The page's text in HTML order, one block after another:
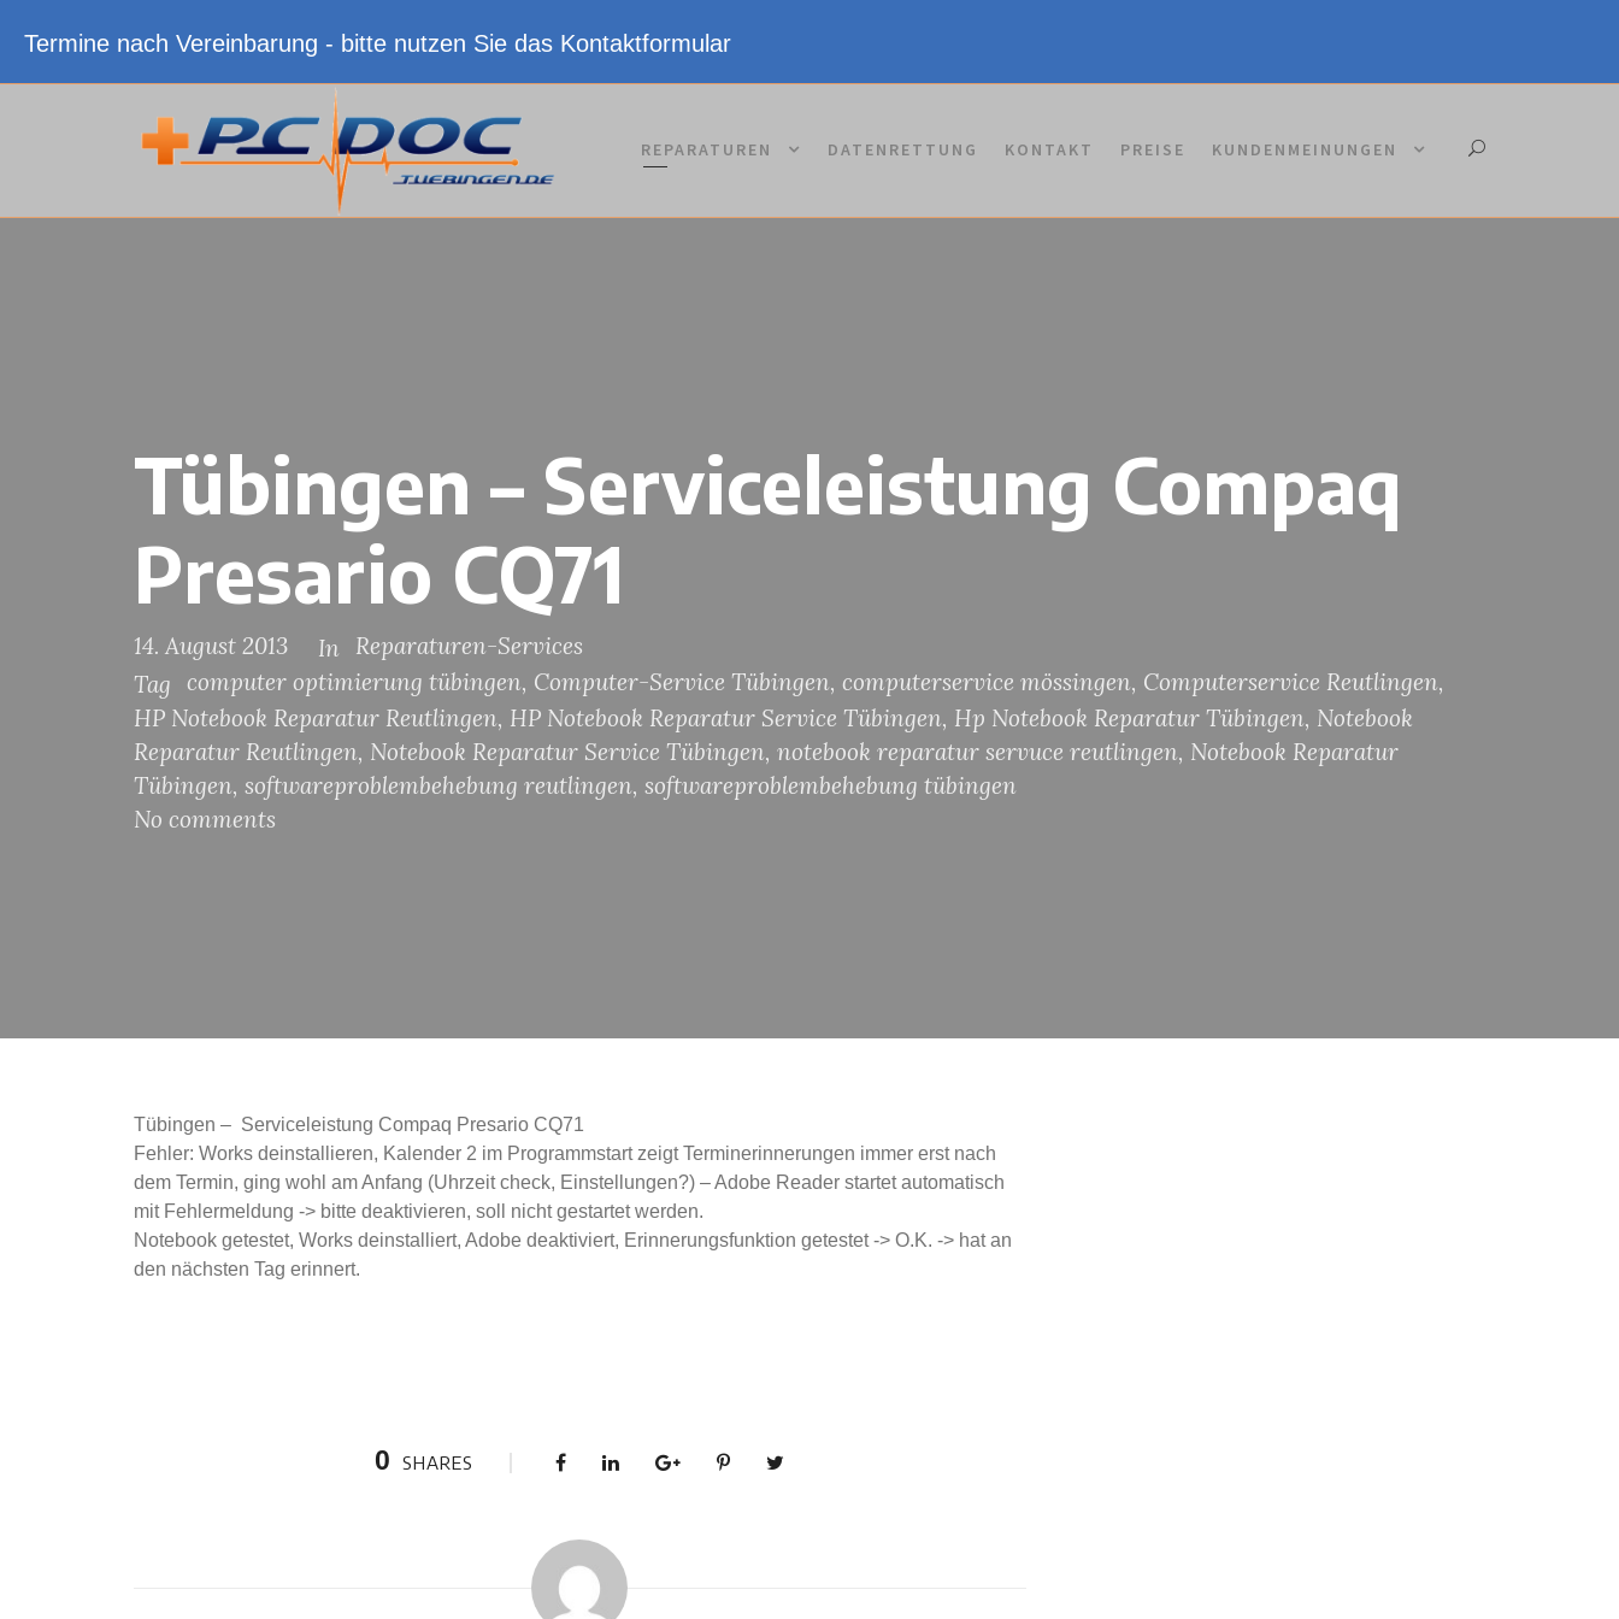
Termine nach Vereinbarung - bitte nutzen Sie das Kontaktformular
REPARATUREN DATENRETTUNG KONTAKT PREISE KUNDENMEINUNGEN
Tübingen – Serviceleistung Compaq
Presario CQ71
14. August 2013 In
Reparaturen-Services
Tag
computer optimierung tübingen, Computer-Service Tübingen, computerservice mössingen, Computerservice Reutlingen,
HP Notebook Reparatur Reutlingen, HP Notebook Reparatur Service Tübingen, Hp Notebook Reparatur Tübingen, Notebook
Reparatur Reutlingen, Notebook Reparatur Service Tübingen, notebook reparatur servuce reutlingen, Notebook Reparatur
Tübingen, softwareproblembehebung reutlingen, softwareproblembehebung tübingen
No comments
Tübingen – Serviceleistung Compaq Presario CQ71
Fehler: Works deinstallieren, Kalender 2 im Programmstart zeigt Terminerinnerungen immer erst nach
dem Termin, ging wohl am Anfang (Uhrzeit check, Einstellungen?) – Adobe Reader startet automatisch
mit Fehlermeldung -> bitte deaktivieren, soll nicht gestartet werden.
Notebook getestet, Works deinstalliert, Adobe deaktiviert, Erinnerungsfunktion getestet -> O.K. -> hat an
den nächsten Tag erinnert.
0 SHARES